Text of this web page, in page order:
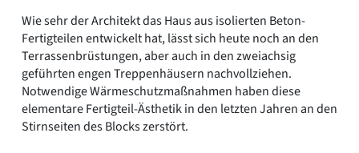
Wie sehr der Architekt das Haus aus isolierten Beton-
Fertigteilen entwickelt hat, lässt sich heute noch an den
Terrassenbrüstungen, aber auch in den zweiachsig
geführten engen Treppenhäusern nachvollziehen.
Notwendige Wärmeschutzmaßnahmen haben diese
elementare Fertigteil-Ästhetik in den letzten Jahren an den
Stirnseiten des Blocks zerstört.